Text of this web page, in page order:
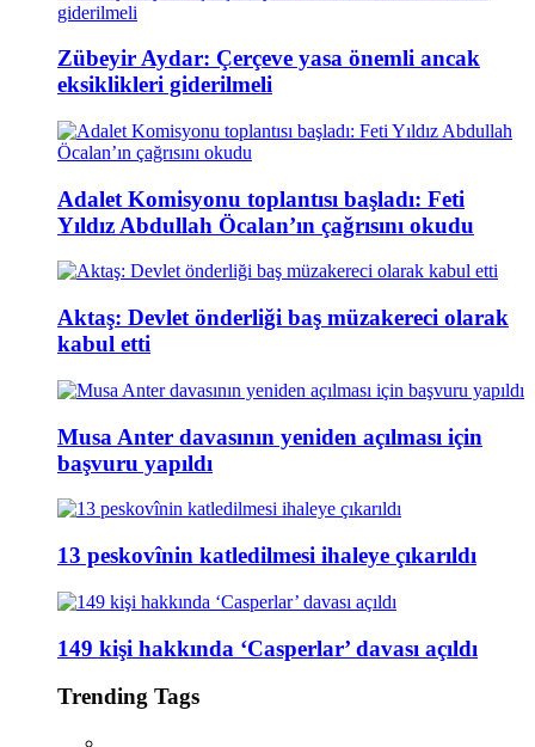
Zübeyir Aydar: Çerçeve yasa önemli ancak
eksiklikleri giderilmeli
Adalet Komisyonu toplantısı başladı: Feti
Yıldız Abdullah Öcalan’ın çağrısını okudu
Aktaş: Devlet önderliği baş müzakereci olarak
kabul etti
Musa Anter davasının yeniden açılması için
başvuru yapıldı
13 peskovînin katledilmesi ihaleye çıkarıldı
149 kişi hakkında ‘Casperlar’ davası açıldı
Trending Tags